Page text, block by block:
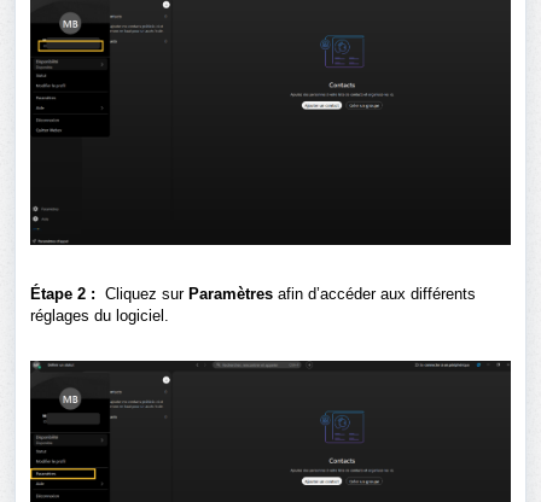
Étape 2 : Cliquez sur Paramètres afin d’accéder aux différents
réglages du logiciel.